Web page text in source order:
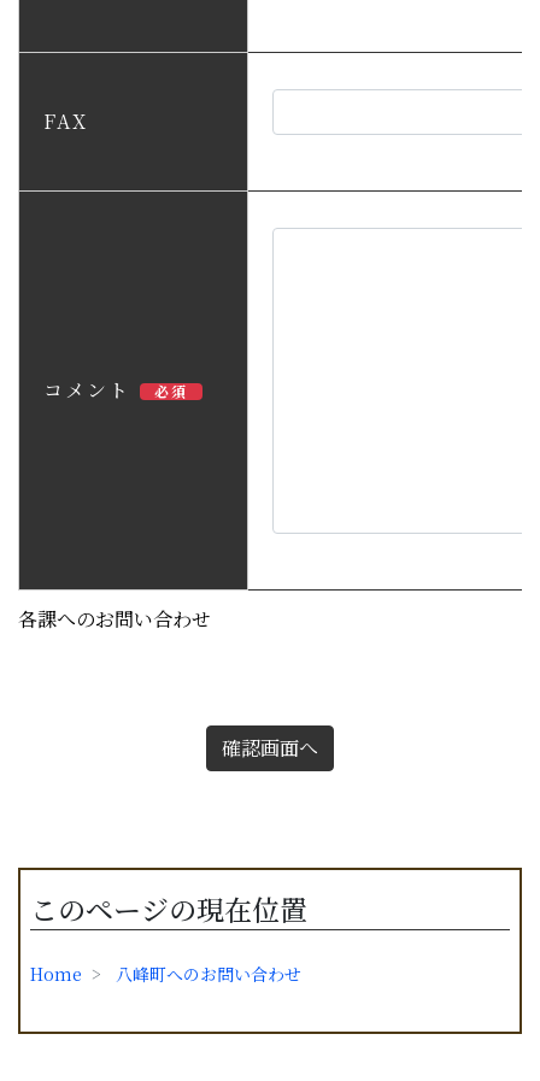
各課へのお問い合わせ
FAX
コメント 必須
確認画面へ
このページの現在位置
Home 八峰町へのお問い合わせ